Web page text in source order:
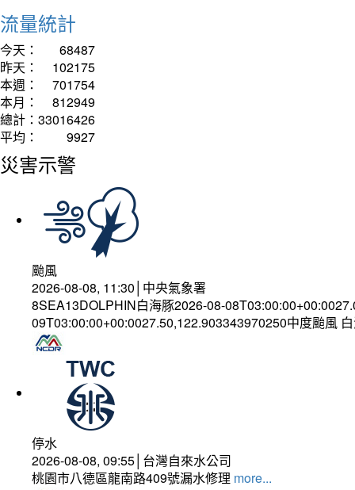
流量統計
今天：
68487
昨天：
102175
本週：
701754
本月：
812949
總計： 33016426
平均：
9927
災害示警
颱風
2026-08-08, 11:30│中央氣象署
8SEA13DOLPHIN白海豚2026-08-
09T03:00:00+00:0027.50,122.903343970250中度颱風
停水
2026-08-08, 09:55│台灣自來水公司
桃園市八德區龍南路409號漏水修理 more...